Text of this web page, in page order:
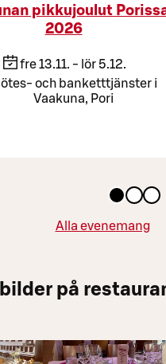
pikkujoulut
2026
fre 13.11. - lör 5.12.
och banketttjänster i
Vaakuna, Pori
Alla evenemang
bilder på